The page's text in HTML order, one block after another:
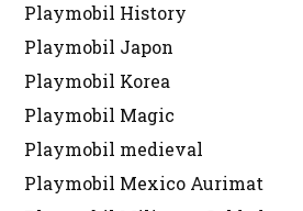
Playmobil History
Playmobil Japon
Playmobil Korea
Playmobil Magic
Playmobil medieval
Playmobil Mexico Aurimat